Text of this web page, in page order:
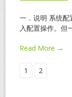
一．说明 系统配
入配置操作。但
Read More →
1 2